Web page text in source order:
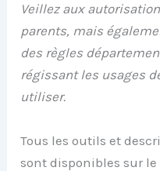
Veillez aux
parents, mais
des règles
régissant les usages
utiliser.
Tous les outils et
sont disponibles sur le